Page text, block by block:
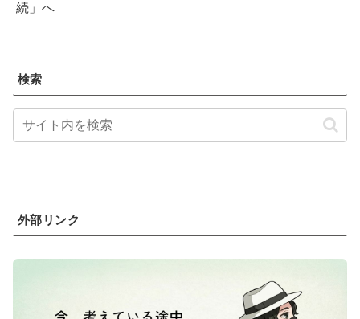
続」へ
検索
外部リンク